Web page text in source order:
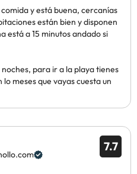
y está buena, cercanías
están bien y disponen
está a 15 minutos andado si
para ir a la playa tienes
meses que vayas cuesta un
7.7